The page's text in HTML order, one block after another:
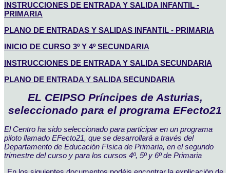
INSTRUCCIONES DE ENTRADA Y SALIDA INFANTIL -
PRIMARIA
PLANO DE ENTRADAS Y SALIDAS INFANTIL - PRIMARIA
INICIO DE CURSO 3º Y 4º SECUNDARIA
INSTRUCCIONES DE ENTRADA Y SALIDA SECUNDARIA
PLANO DE ENTRADA Y SALIDA SECUNDARIA
EL CEIPSO Príncipes de Asturias,
seleccionado para el programa EFecto21
El Centro ha sido seleccionado para participar en un programa
piloto llamado EFecto21, que se desarrollará a través del
Departamento de Educación Física de Primaria, en el segundo
trimestre del curso y para los cursos 4º, 5º y 6º de Primaria